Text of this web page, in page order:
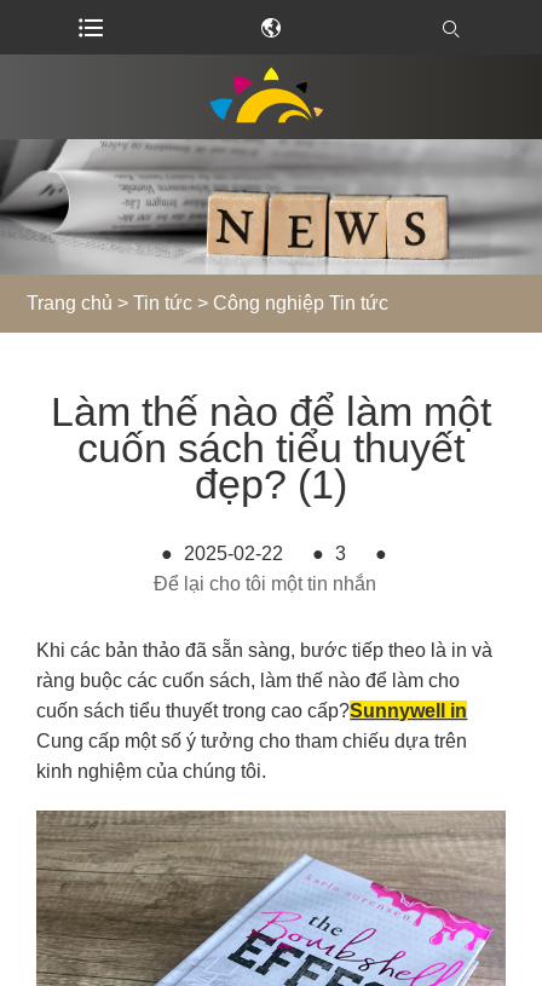
Trang chủ > Tin tức > Công nghiệp Tin tức
Làm thế nào để làm một
cuốn sách tiểu thuyết
đẹp? (1)
● 2025-02-22 ● 3
●
Để lại cho tôi một tin nhắn
Khi các bản thảo đã sẵn sàng, bước tiếp theo là in và
ràng buộc các cuốn sách, làm thế nào để làm cho
cuốn sách tiểu thuyết trong cao cấp?Sunnywell in
Cung cấp một số ý tưởng cho tham chiếu dựa trên
kinh nghiệm của chúng tôi.